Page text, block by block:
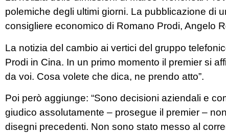
polemiche degli ultimi giorni. La pubblicazione di
consigliere economico di Romano Prodi, Angelo
La notizia del cambio ai vertici del gruppo
Prodi in Cina. In un primo momento il premier si
da voi. Cosa volete che dica, ne prendo atto”.
Poi però aggiunge: “Sono decisioni aziendali e
giudico assolutamente – prosegue il premier –
disegni precedenti. Non sono stato messo al